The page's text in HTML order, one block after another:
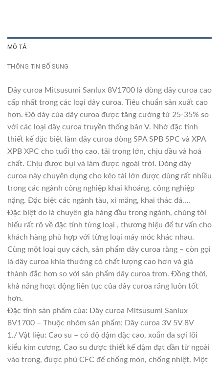
MÔ TẢ
THÔNG TIN BỔ SUNG
Dây curoa Mitsusumi Sanlux 8V1700 là dòng dây curoa cao
cấp nhất trong các loại dây curoa. Tiêu chuẩn sản xuất cao
hơn. Độ dày của dây curoa được tăng cường từ 25-35% so
với các loại dây curoa truyền thống bản V. Nhờ đặc tính
thiết kế đặc biệt làm dây curoa dòng SPA SPB SPC và XPA
XPB XPC cho tuổi thọ cao, tải trọng lớn, chịu dầu và hoá
chất. Chịu được bụi và làm được ngoài trời. Dòng dây
curoa này chuyên dụng cho kéo tải lớn được dùng rất nhiều
trong các ngành công nghiệp khai khoáng, công nghiệp
nặng. Đặc biệt các ngành tàu, xi măng, khai thác đá….
Đặc biệt do là chuyên gia hàng đầu trong ngành, chúng tôi
hiểu rất rõ về đặc tính từng loại , thương hiệu để tư vấn cho
khách hàng phù hợp với từng loại máy móc khác nhau.
Cùng một loại quy cách, sản phẩm dây curoa răng – còn gọi
là dây curoa khía thường có chất lượng cao hơn và giá
thành đắc hơn so với sản phẩm dây curoa trơn. Đồng thời,
khả năng hoạt động liên tục của dây curoa răng luôn tốt
hơn.
Đặc tính sản phẩm của: Dây curoa Mitsusumi Sanlux
8V1700 – Thuộc nhóm sản phẩm: Dây curoa 3V 5V 8V
1./ Vật liệu: Cao su – có độ đậm đặc cao, xoắn đa sợi lõi
kiểu kim cương. Cao su được thiết kế đậm đạt dần từ ngoài
vào trong, được phủ CFC để chống mòn, chống nhiệt. Một